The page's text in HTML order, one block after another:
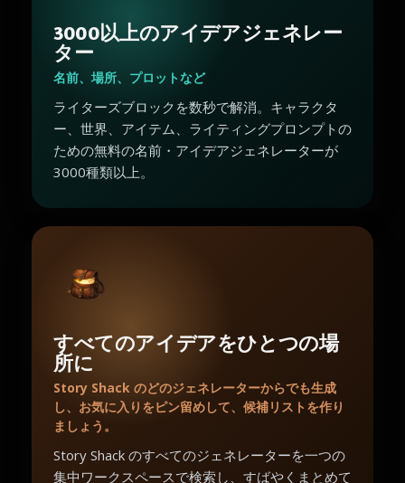
3000以上のアイデアジェネレー
ター
名前、場所、プロットなど
ライターズブロックを数秒で解消。キャラクタ
ー、世界、アイテム、ライティングプロンプトの
ための無料の名前・アイデアジェネレーターが
3000種類以上。
すべてのアイデアをひとつの場
所に
Story Shack のどのジェネレーターからでも生成
し、お気に入りをピン留めして、候補リストを作り
ましょう。
Story Shack のすべてのジェネレーターを一つの
集中ワークスペースで検索し、すばやくまとめて